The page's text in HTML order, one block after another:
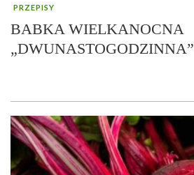
PRZEPISY
BABKA WIELKANOCNA
„DWUNASTOGODZINNA”